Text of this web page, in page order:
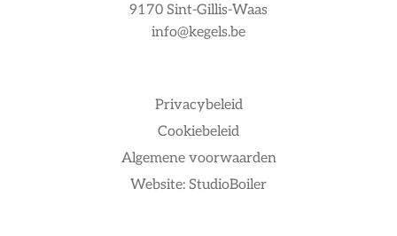
Privacybeleid
Cookiebeleid
Algemene voorwaarden
Website: StudioBoiler
9170 Sint-Gillis-Waas
info@kegels.be